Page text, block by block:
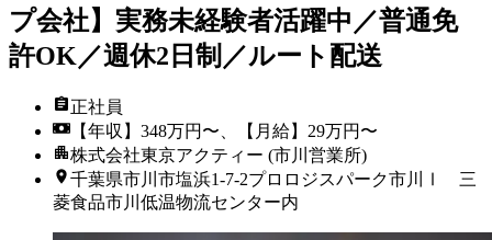
プ会社】実務未経験者活躍中／普通免
許OK／週休2日制／ルート配送
正社員
【年収】348万円〜、【月給】29万円〜
株式会社東京アクティー (市川営業所)
千葉県市川市塩浜1-7-2プロロジスパーク市川Ⅰ 三
菱食品市川低温物流センター内